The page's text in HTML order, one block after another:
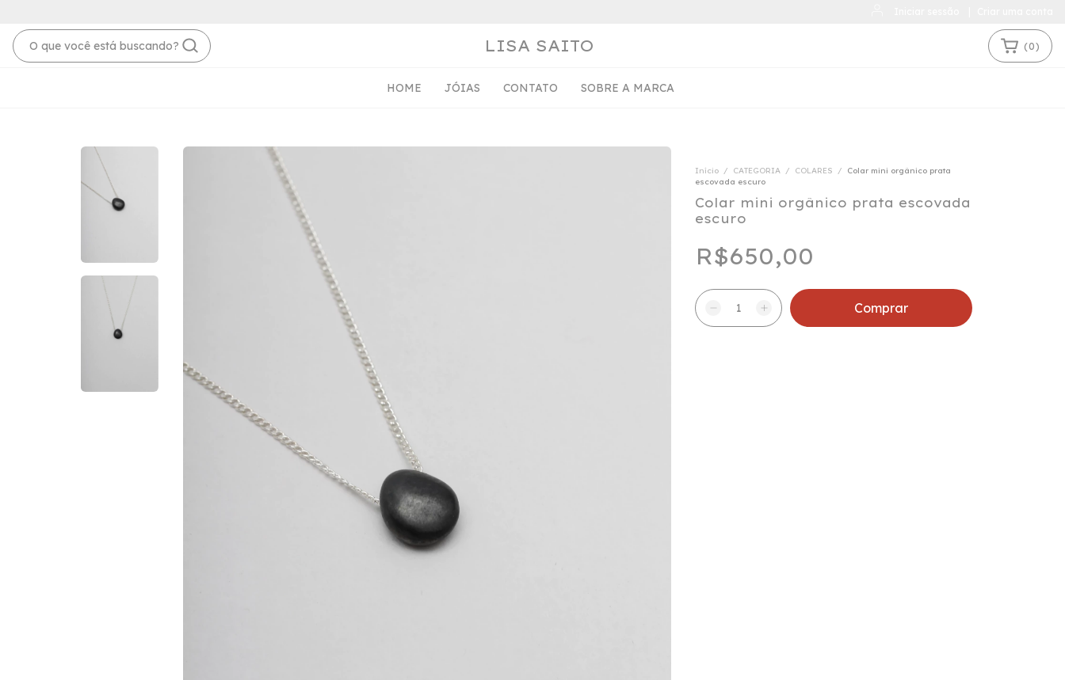
LISA SAITO (0)
HOME JÓIAS CONTATO SOBRE A MARCA
Início / CATEGORIA / COLARES /
Colar mini orgânico prata
escovada escuro
Colar mini orgânico prata escovada
escuro
R$650,00